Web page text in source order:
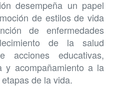
desempeña un papel
de estilos de vida
de enfermedades
de la salud
acciones educativas,
y acompañamiento a la
de la vida.